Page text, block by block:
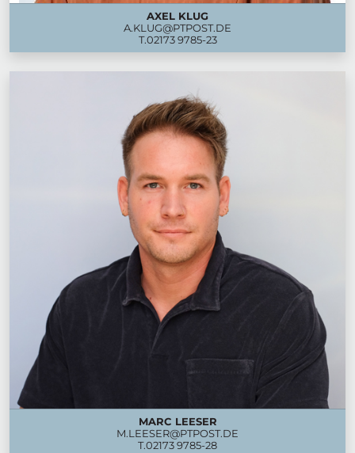
AXEL KLUG
A.KLUG@PTPOST.DE
T.02173 9785-23
MARC LEESER
M.LEESER@PTPOST.DE
T.02173 9785-28